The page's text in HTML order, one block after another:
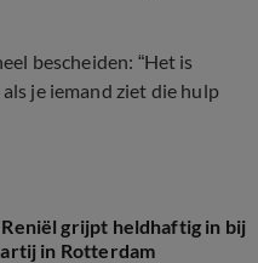
bescheiden: “Het is
je iemand ziet die hulp
grijpt heldhaftig in bij
in Rotterdam